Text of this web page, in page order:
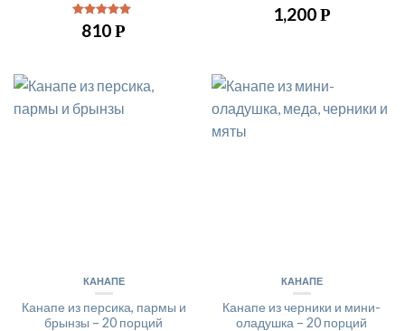
из 5
810Р
1,200Р
КАНАПЕ
Канапе из персика, пармы и
брынзы – 20 порций
КАНАПЕ
Канапе из черники и мини-
оладушка – 20 порций